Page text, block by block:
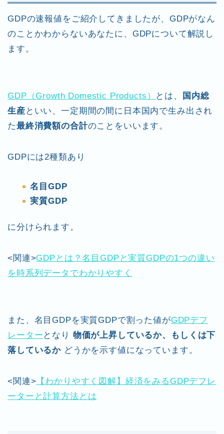
GDPの速報値をご紹介してきましたが、GDPがなん
のことかわからないあなたに、GDPについて解説し
ます。
GDP（Growth Domestic Products） とは、
国内総
生産 といい、一定期間の間に日本国内で生み出され
た最終消費額の合計のことをいいます。
GDPには2種類あり
名目GDP
実質GDP
に分けられます。
<関連>GDPとは？名目GDPと実質GDPの1つの違い
を時系列データでわかりやすく
また、名目GDPを実質GDPで割った値がGDPデフ
レーター となり 物価が上昇しているか、もしくは下
落しているか どうかを示す値になっています。
<関連> 【わかりやすく図解】経済をみるGDPデフレ
ーターと計算方法とは